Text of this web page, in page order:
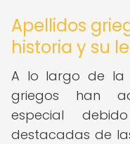
Apellidos
historia y su
A lo largo de la
griegos han
especial
destacadas de